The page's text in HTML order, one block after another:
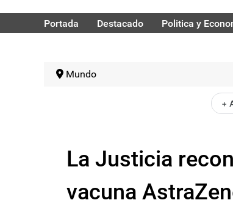
Portada Destacado Politica y
Mundo
+
La Justicia
vacuna